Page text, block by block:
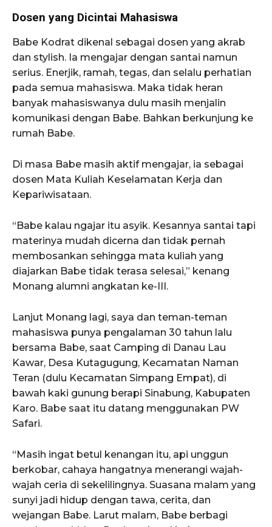
Dosen yang Dicintai Mahasiswa
Babe Kodrat dikenal sebagai dosen yang akrab
dan stylish. Ia mengajar dengan santai namun
serius. Enerjik, ramah, tegas, dan selalu perhatian
pada semua mahasiswa. Maka tidak heran
banyak mahasiswanya dulu masih menjalin
komunikasi dengan Babe. Bahkan berkunjung ke
rumah Babe.
Di masa Babe masih aktif mengajar, ia sebagai
dosen Mata Kuliah Keselamatan Kerja dan
Kepariwisataan.
“Babe kalau ngajar itu asyik. Kesannya santai tapi
materinya mudah dicerna dan tidak pernah
membosankan sehingga mata kuliah yang
diajarkan Babe tidak terasa selesai,” kenang
Monang alumni angkatan ke-III.
Lanjut Monang lagi, saya dan teman-teman
mahasiswa punya pengalaman 30 tahun lalu
bersama Babe, saat Camping di Danau Lau
Kawar, Desa Kutagugung, Kecamatan Naman
Teran (dulu Kecamatan Simpang Empat), di
bawah kaki gunung berapi Sinabung, Kabupaten
Karo. Babe saat itu datang menggunakan PW
Safari.
“Masih ingat betul kenangan itu, api unggun
berkobar, cahaya hangatnya menerangi wajah-
wajah ceria di sekelilingnya. Suasana malam yang
sunyi jadi hidup dengan tawa, cerita, dan
wejangan Babe. Larut malam, Babe berbagi